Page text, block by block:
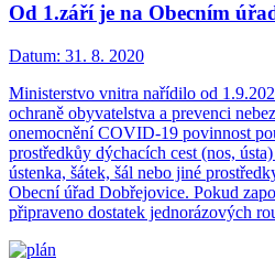
Od 1.září je na Obecním
Datum: 31. 8. 2020
Ministerstvo vnitra nařídilo od
ochraně obyvatelstva a prevenci
onemocnění COVID-19 povinnost
prostředkůy dýchacích cest (nos,
ústenka, šátek, šál nebo jiné
Obecní úřad Dobřejovice. Pokud
připraveno dostatek jednorázových